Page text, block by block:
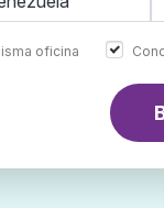
oficina